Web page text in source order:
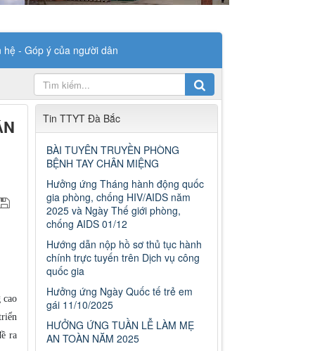
hệ - Góp ý của người dân
cao
ra
Tin TTYT Đà Bắc
BÀI TUYÊN TRUYỀN PHÒNG
BỆNH TAY CHÂN MIỆNG
Hưởng ứng Tháng hành động quốc
gia phòng, chống HIV/AIDS năm
2025 và Ngày Thế giới phòng,
chống AIDS 01/12
Hướng dẫn nộp hồ sơ thủ tục hành
chính trực tuyến trên Dịch vụ công
quốc gia
Hưởng ứng Ngày Quốc tế trẻ em
gái 11/10/2025
HƯỞNG ỨNG TUẦN LỄ LÀM MẸ
AN TOÀN NĂM 2025